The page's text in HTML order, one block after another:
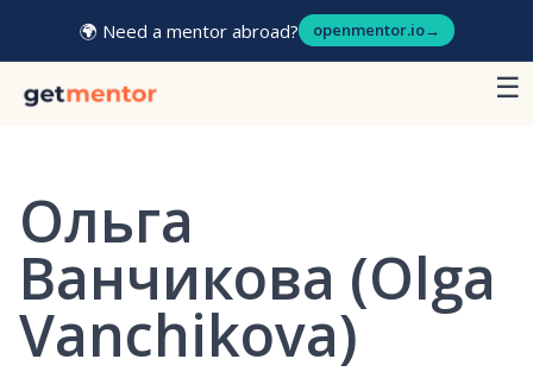
🌍 Need a mentor abroad? openmentor.io→
☰
Ольга
Ванчикова (Olga
Vanchikova)